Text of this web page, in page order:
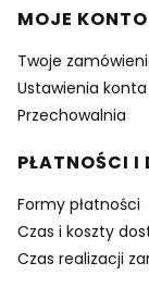
MOJE KONTO
Twoje
Ustawienia konta
Przechowalnia
PŁATNOŚCI I
Formy płatności
Czas i koszty
Czas realizacji